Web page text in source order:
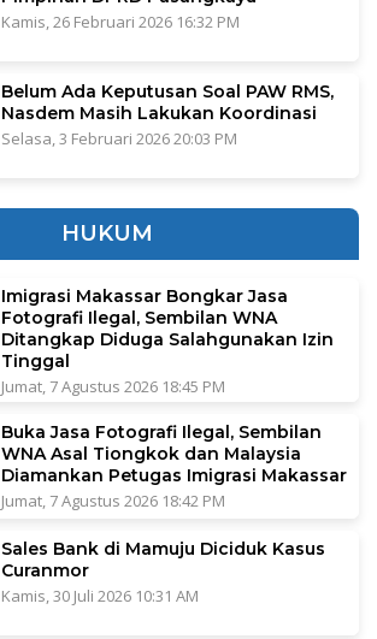
Kamis, 26 Februari 2026 16:32 PM
Belum Ada Keputusan Soal PAW RMS,
Nasdem Masih Lakukan Koordinasi
Selasa, 3 Februari 2026 20:03 PM
HUKUM
Imigrasi Makassar Bongkar Jasa
Fotografi Ilegal, Sembilan WNA
Ditangkap Diduga Salahgunakan Izin
Tinggal
Jumat, 7 Agustus 2026 18:45 PM
Buka Jasa Fotografi Ilegal, Sembilan
WNA Asal Tiongkok dan Malaysia
Diamankan Petugas Imigrasi Makassar
Jumat, 7 Agustus 2026 18:42 PM
Sales Bank di Mamuju Diciduk Kasus
Curanmor
Kamis, 30 Juli 2026 10:31 AM